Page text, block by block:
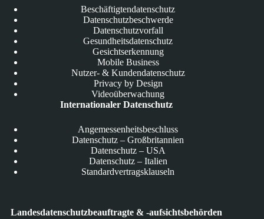
Beschäftigtendatenschutz
Datenschutzbeschwerde
Datenschutzvorfall
Gesundheitsdatenschutz
Gesichtserkennung
Mobile Business
Nutzer- & Kundendatenschutz
Privacy by Design
Videoüberwachung
Internationaler Datenschutz
Angemessenheitsbeschluss
Datenschutz – Großbritannien
Datenschutz – USA
Datenschutz – Italien
Standardvertragsklauseln
Landesdatenschutzbeauftragte & -aufsichtsbehörden